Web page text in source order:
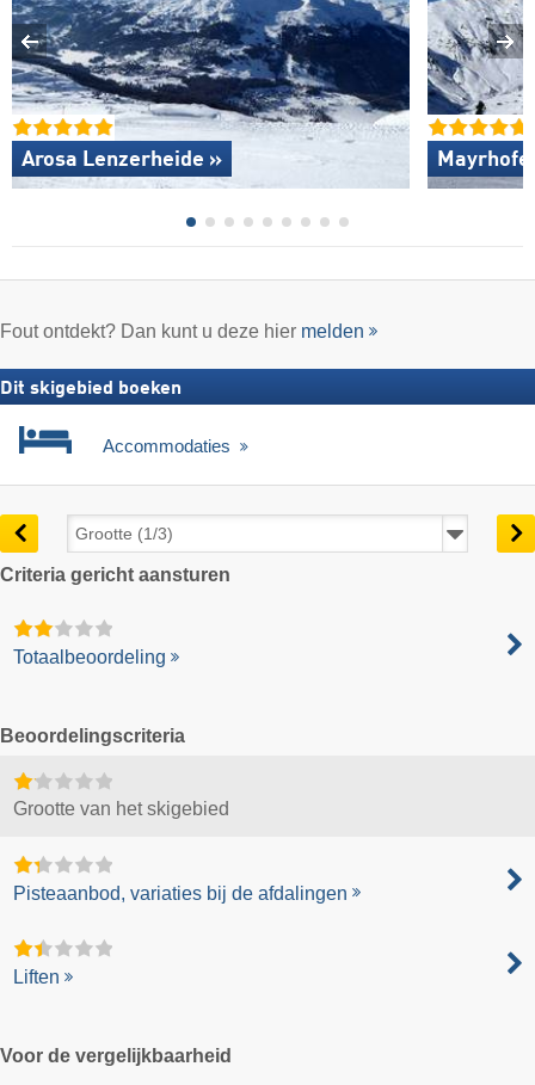
Arosa Lenzerheide »
Fout ontdekt? Dan kunt u deze hier melden
Dit skigebied boeken
Accommodaties
Criteria gericht aansturen
Totaalbeoordeling
Beoordelingscriteria
Grootte van het skigebied
Pisteaanbod, variaties bij de afdalingen
Liften
Voor de vergelijkbaarheid